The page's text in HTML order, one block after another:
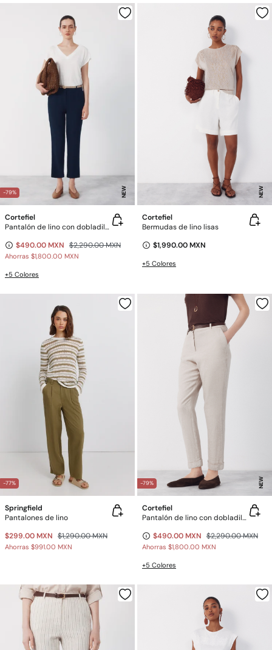
-79% NEW
Cortefiel
Pantalón de lino con dobladillo en el bajo
$490.00 MXN $2,290.00 MXN
Ahorras $1,800.00 MXN
+5 Colores
NEW
Cortefiel
Bermudas de lino lisas
$1,990.00 MXN
+5 Colores
-77%
Springfield
Pantalones de lino
$299.00 MXN $1,290.00 MXN
Ahorras $991.00 MXN
-79% NEW
Cortefiel
Pantalón de lino con dobladillo en el bajo
$490.00 MXN $2,290.00 MXN
Ahorras $1,800.00 MXN
+5 Colores